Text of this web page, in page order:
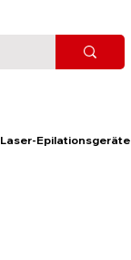
Laser-Epilationsgeräte